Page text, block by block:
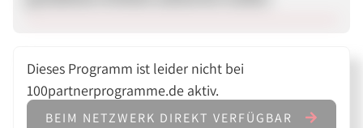
Dieses Programm ist leider nicht bei
100partnerprogramme.de aktiv.
BEIM NETZWERK DIREKT VERFÜGBAR